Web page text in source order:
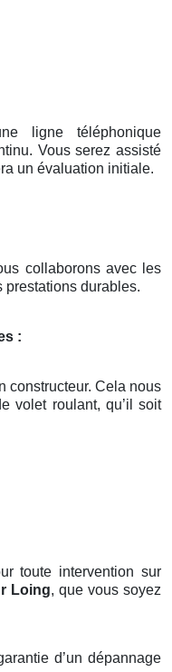
ligne téléphonique
Vous serez assisté
un évaluation initiale.
collaborons avec les
prestations durables.
:
constructeur. Cela nous
volet roulant, qu’il soit
toute intervention sur
Loing, que vous soyez
d’un dépannage